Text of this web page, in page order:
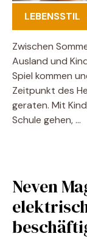
LEBENSSTIL
Zwischen
Ausland und
Spiel kommen
Zeitpunkt des
geraten. Mit
Schule gehen, …
Neven